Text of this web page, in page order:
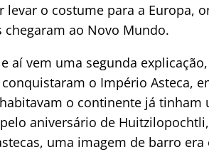
levar o costume para a Europa,
chegaram ao Novo Mundo.
aí vem uma segunda
o Império Asteca,
o continente já
aniversário de
uma imagem de barro